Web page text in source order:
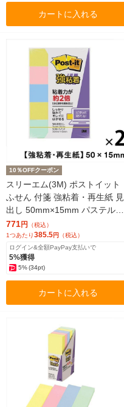
カートに入れる
10％OFFクーポン
スリーエム(3M) ポストイット
ふせん 付箋 強粘着・再生紙 見
出し 50mm×15mm パステルカ
ラー4色 10冊 700SS-K
771円
（税込）
1つあたり385.5円 （税込）
ログイン&全額PayPay支払いで
5%獲得
5%(34pt)
カートに入れる